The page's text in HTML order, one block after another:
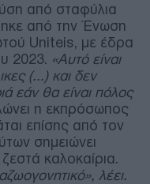
από σταφύλια
από την Ένωση
Uniteis, με έδρα
2023. «Αυτό είναι
(…) και δεν
εάν θα είναι πόλος
η εκπρόσωπος
επίσης από τον
σημειώνει
καλοκαίρια.
λέει.